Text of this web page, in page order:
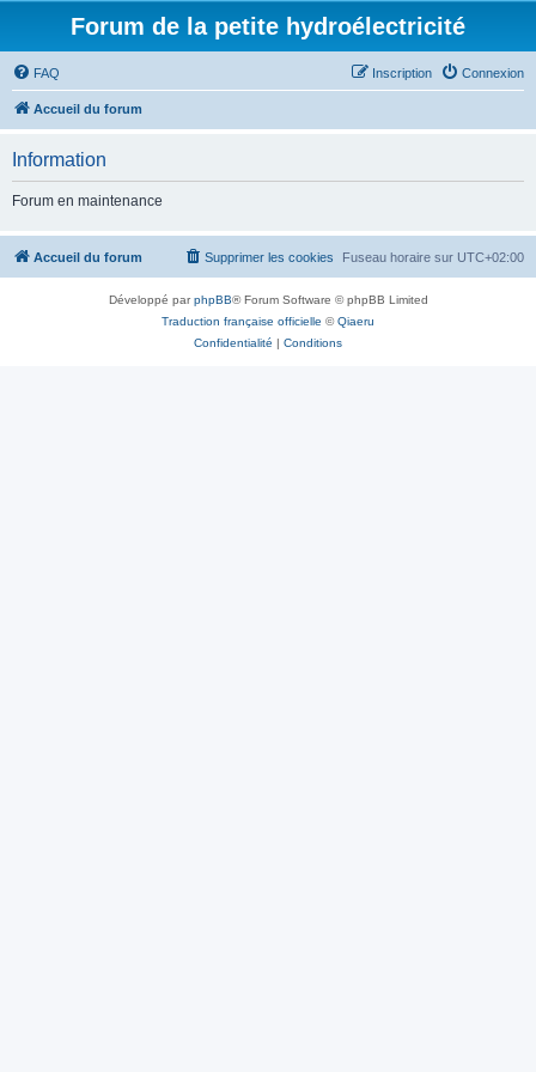
Forum de la petite hydroélectricité
FAQ Connexion
Inscription
Accueil du forum
Information
Forum en maintenance
Accueil du forum Fuseau horaire sur UTC+02:00
Supprimer les cookies
Développé parphpBB® Forum Software © phpBB Limited
Traduction française officielle ©Qiaeru
Confidentialité | Conditions